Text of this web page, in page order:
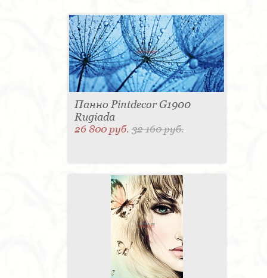
Панно Pintdecor G1900
Rugiada
26 800 руб.32 160 руб.